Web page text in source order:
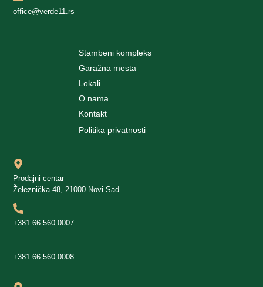
office@verde11.rs
Stambeni kompleks
Garažna mesta
Lokali
O nama
Kontakt
Politika privatnosti
Prodajni centar
Železnička 48, 21000 Novi Sad
+381 66 560 0007
+381 66 560 0008